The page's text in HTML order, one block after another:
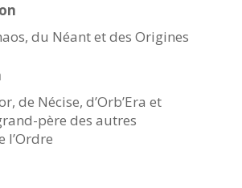
du Néant et des Origines
de Nécise, d’Orb’Era et
père des autres
l’Ordre